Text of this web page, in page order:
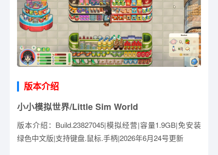
版本介绍
小小模拟世界/Little Sim World
版本介绍：Build.23827045|模拟经营|容量1.9GB|免安装
绿色中文版|支持键盘.鼠标.手柄|2026年6月24号更新